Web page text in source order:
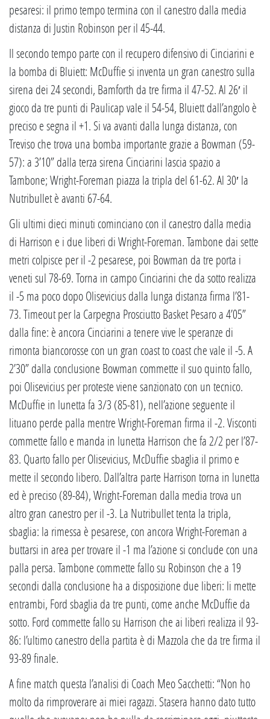
pesaresi: il primo tempo termina con il canestro dalla media
distanza di Justin Robinson per il 45-44.
Il secondo tempo parte con il recupero difensivo di Cinciarini e
la bomba di Bluiett: McDuffie si inventa un gran canestro sulla
sirena dei 24 secondi, Bamforth da tre firma il 47-52. Al 26′ il
gioco da tre punti di Paulicap vale il 54-54, Bluiett dall’angolo è
preciso e segna il +1. Si va avanti dalla lunga distanza, con
Treviso che trova una bomba importante grazie a Bowman (59-
57): a 3’10” dalla terza sirena Cinciarini lascia spazio a
Tambone; Wright-Foreman piazza la tripla del 61-62. Al 30′ la
Nutribullet è avanti 67-64.
Gli ultimi dieci minuti cominciano con il canestro dalla media
di Harrison e i due liberi di Wright-Foreman. Tambone dai sette
metri colpisce per il -2 pesarese, poi Bowman da tre porta i
veneti sul 78-69. Torna in campo Cinciarini che da sotto realizza
il -5 ma poco dopo Olisevicius dalla lunga distanza firma l’81-
73. Timeout per la Carpegna Prosciutto Basket Pesaro a 4’05”
dalla fine: è ancora Cinciarini a tenere vive le speranze di
rimonta biancorosse con un gran coast to coast che vale il -5. A
2’30” dalla conclusione Bowman commette il suo quinto fallo,
poi Olisevicius per proteste viene sanzionato con un tecnico.
McDuffie in lunetta fa 3/3 (85-81), nell’azione seguente il
lituano perde palla mentre Wright-Foreman firma il -2. Visconti
commette fallo e manda in lunetta Harrison che fa 2/2 per l’87-
83. Quarto fallo per Olisevicius, McDuffie sbaglia il primo e
mette il secondo libero. Dall’altra parte Harrison torna in lunetta
ed è preciso (89-84), Wright-Foreman dalla media trova un
altro gran canestro per il -3. La Nutribullet tenta la tripla,
sbaglia: la rimessa è pesarese, con ancora Wright-Foreman a
buttarsi in area per trovare il -1 ma l’azione si conclude con una
palla persa. Tambone commette fallo su Robinson che a 19
secondi dalla conclusione ha a disposizione due liberi: li mette
entrambi, Ford sbaglia da tre punti, come anche McDuffie da
sotto. Ford commette fallo su Harrison che ai liberi realizza il 93-
86: l’ultimo canestro della partita è di Mazzola che da tre firma il
93-89 finale.
A fine match questa l’analisi di Coach Meo Sacchetti: “Non ho
molto da rimproverare ai miei ragazzi. Stasera hanno dato tutto